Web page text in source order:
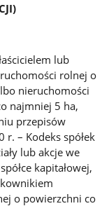
lub
rolnej o
nieruchomości
najmniej 5 ha,
przepisów
– Kodeks spółek
lub akcje we
kapitałowej,
o powierzchni co